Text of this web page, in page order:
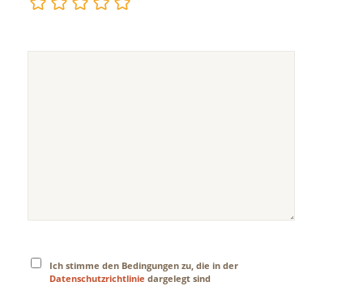
Ich stimme den Bedingungen zu, die in der
Datenschutzrichtlinie dargelegt sind